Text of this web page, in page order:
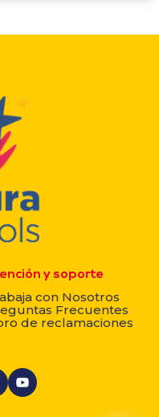
y soporte
con Nosotros
Frecuentes
de reclamaciones